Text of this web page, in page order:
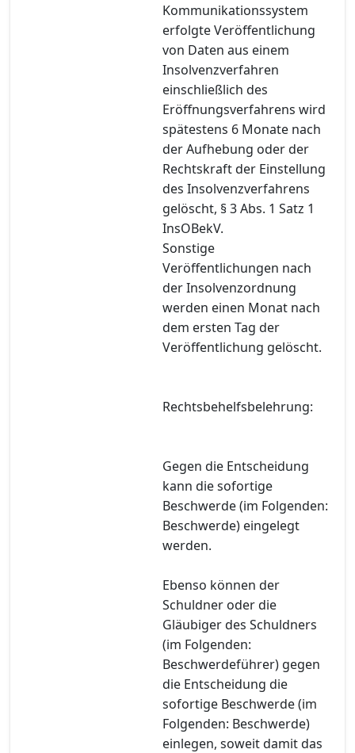
Kommunikationssystem
erfolgte Veröffentlichung
von Daten aus einem
Insolvenzverfahren
einschließlich des
Eröffnungsverfahrens wird
spätestens 6 Monate nach
der Aufhebung oder der
Rechtskraft der Einstellung
des Insolvenzverfahrens
gelöscht, § 3 Abs. 1 Satz 1
InsOBekV.
Sonstige
Veröffentlichungen nach
der Insolvenzordnung
werden einen Monat nach
dem ersten Tag der
Veröffentlichung gelöscht.
Rechtsbehelfsbelehrung:
Gegen die Entscheidung
kann die sofortige
Beschwerde (im Folgenden:
Beschwerde) eingelegt
werden.
Ebenso können der
Schuldner oder die
Gläubiger des Schuldners
(im Folgenden:
Beschwerdeführer) gegen
die Entscheidung die
sofortige Beschwerde (im
Folgenden: Beschwerde)
einlegen, soweit damit das